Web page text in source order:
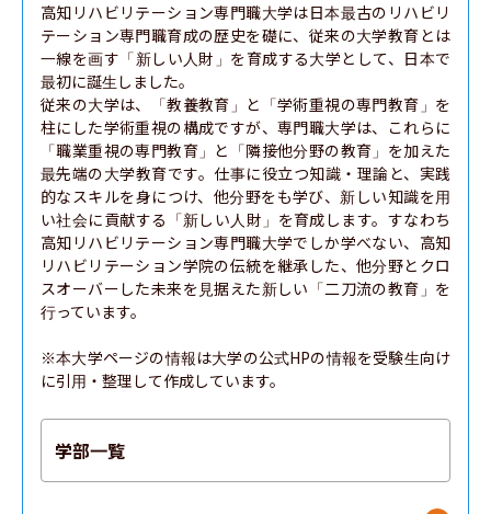
高知リハビリテーション専門職大学は日本最古のリハビリ
テーション専門職育成の歴史を礎に、従来の大学教育とは
一線を画す「新しい人財」を育成する大学として、日本で
最初に誕生しました。
従来の大学は、「教養教育」と「学術重視の専門教育」を
柱にした学術重視の構成ですが、専門職大学は、これらに
「職業重視の専門教育」と「隣接他分野の教育」を加えた
最先端の大学教育です。仕事に役立つ知識・理論と、実践
的なスキルを身につけ、他分野をも学び、新しい知識を用
い社会に貢献する「新しい人財」を育成します。すなわち
高知リハビリテーション専門職大学でしか学べない、高知
リハビリテーション学院の伝統を継承した、他分野とクロ
スオーバーした未来を見据えた新しい「二刀流の教育」を
行っています。
※本大学ページの情報は大学の公式HPの情報を受験生向け
に引用・整理して作成しています。
学部一覧